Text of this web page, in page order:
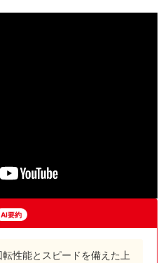
AI要約
性能とスピードを備えた上